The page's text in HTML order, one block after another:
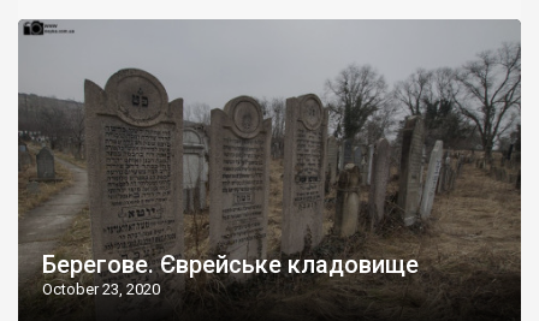
Берегове. Єврейське кладовище
October 23, 2020